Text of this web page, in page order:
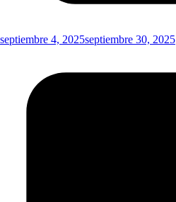
septiembre 4, 2025septiembre 30, 2025